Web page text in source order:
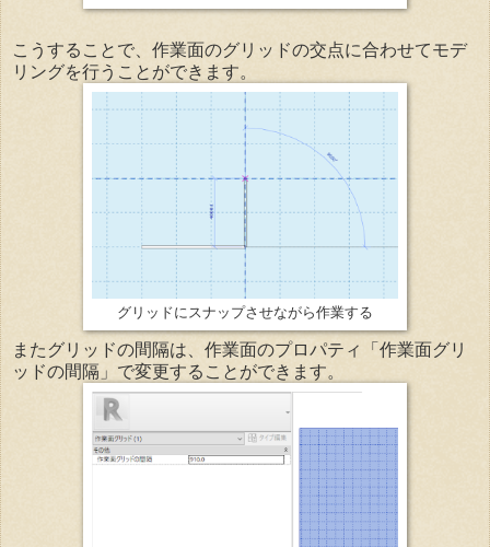
こうすることで、作業面のグリッドの交点に合わせてモデ
リングを行うことができます。
グリッドにスナップさせながら作業する
またグリッドの間隔は、作業面のプロパティ「作業面グリ
ッドの間隔」で変更することができます。